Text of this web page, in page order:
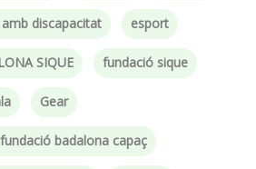
discapacitat esport
SIQUE fundació sique
Gear
badalona capaç